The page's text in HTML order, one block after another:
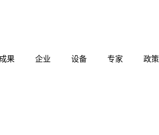
成果 企业 设备 专家 政策